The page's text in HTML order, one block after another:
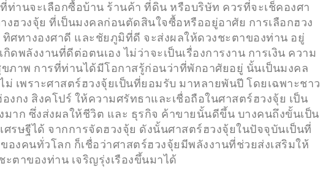
ท่านจะเลือกซื้อบ้าน ร้านค้า ที่ดิน หรือบริษัท ควรที่จะเช็คองศา
งฮวงจุ้ย ที่เป็นมงคลก่อนตัดสินใจซื้อหรืออยู่อาศัย การเลือกฮวง
ทิศทางองศาดี และชัยภูมิที่ดี จะส่งผลให้ดวงชะตาของท่าน อยู่
กิดพลังงานที่ดีต่อตนเอง ไม่ว่าจะเป็นเรื่องการงาน การเงิน ความ
ขภาพ การที่ท่านได้มีโอกาสรู้ก่อนว่าที่พักอาศัยอยู่ นั้นเป็นมงคล
ม่ เพราะศาสตร์ฮวงจุ้ยเป็นที่ยอมรับ มาหลายพันปี โดยเฉพาะชาว
องกง สิงคโปร์ ให้ความศรัทธาและเชื่อถือในศาสตร์ฮวงจุ้ย เป็น
มาก ซึ่งส่งผลให้ชีวิต และ ธุรกิจ ค้าขายนั้นดีขึ้น บางคนถึงขั้นเป็น
ศรษฐีได้ จากการจัดฮวงจุ้ย ดังนั้นศาสตร์ฮวงจุ้ยในปัจจุบันเป็นที่
องคนทั่วโลก ก็เชื่อว่าศาสตร์ฮวงจุ้ยมีพลังงานที่ช่วยส่งเสริมให้
ะตาของท่าน เจริญรุ่งเรืองขึ้นมาได้